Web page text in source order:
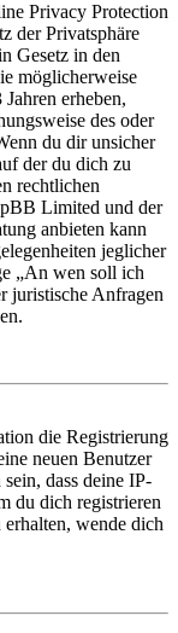
Privacy Protection
der Privatsphäre
Gesetz in den
möglicherweise
erheben,
des oder
du dir unsicher
der du dich zu
rechtlichen
Limited und der
anbieten kann
jeglicher
„An wen soll ich
juristische Anfragen
die Registrierung
neuen Benutzer
dass deine IP-
du dich registrieren
wende dich